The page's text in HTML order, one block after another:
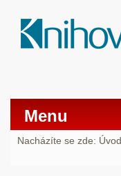
Menu
Nacházíte se zde: Úvod